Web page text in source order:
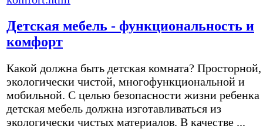
Детская мебель - функциональность и
комфорт
Какой должна быть детская комната? Просторной,
экологически чистой, многофункциональной и
мобильной. С целью безопасности жизни ребенка
детская мебель должна изготавливаться из
экологически чистых материалов. В качестве ...